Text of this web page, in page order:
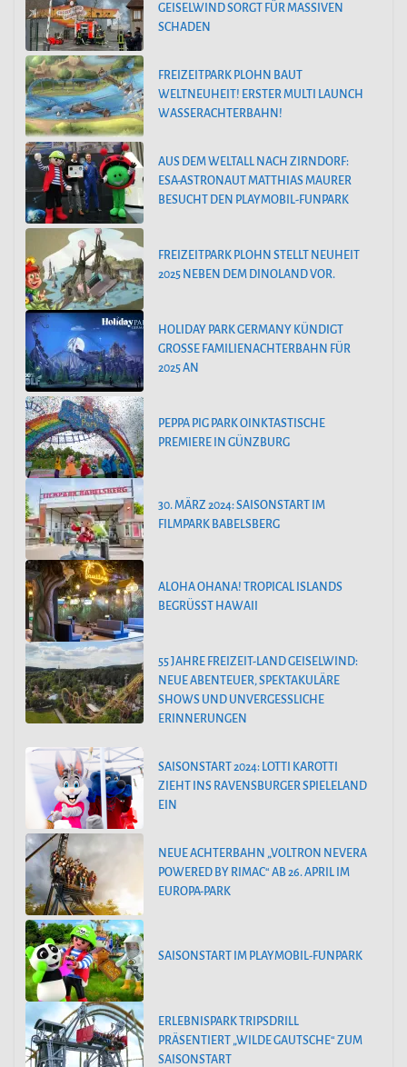
GEISELWIND SORGT FÜR MASSIVEN
SCHADEN
FREIZEITPARK PLOHN BAUT
WELTNEUHEIT! ERSTER MULTI LAUNCH
WASSERACHTERBAHN!
AUS DEM WELTALL NACH ZIRNDORF:
ESA-ASTRONAUT MATTHIAS MAURER
BESUCHT DEN PLAYMOBIL-FUNPARK
FREIZEITPARK PLOHN STELLT NEUHEIT
2025 NEBEN DEM DINOLAND VOR.
HOLIDAY PARK GERMANY KÜNDIGT
GROSSE FAMILIENACHTERBAHN FÜR 2
025 AN
PEPPA PIG PARK OINKTASTISCHE
PREMIERE IN GÜNZBURG
30. MÄRZ 2024: SAISONSTART IM
FILMPARK BABELSBERG
ALOHA OHANA! TROPICAL ISLANDS
BEGRÜSST HAWAII
55 JAHRE FREIZEIT-LAND GEISELWIND:
NEUE ABENTEUER, SPEKTAKULÄRE
SHOWS UND UNVERGESSLICHE
ERINNERUNGEN
SAISONSTART 2024: LOTTI KAROTTI
ZIEHT INS RAVENSBURGER SPIELELAND
EIN
NEUE ACHTERBAHN „VOLTRON NEVERA
POWERED BY RIMAC“ AB 26. APRIL IM
EUROPA-PARK
SAISONSTART IM PLAYMOBIL-FUNPARK
ERLEBNISPARK TRIPSDRILL
PRÄSENTIERT „WILDE GAUTSCHE“ ZUM
SAISONSTART